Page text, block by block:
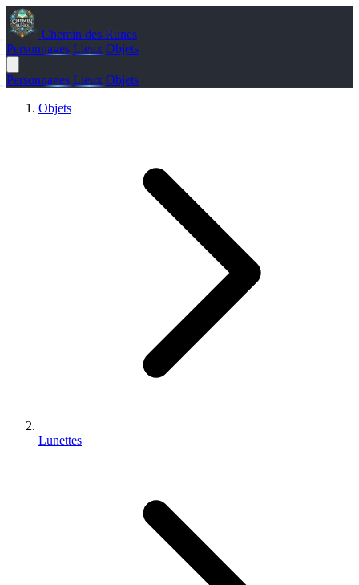
Chemin des Runes
Personnages Lieux Objets
Personnages Lieux Objets
Objets
Lunettes